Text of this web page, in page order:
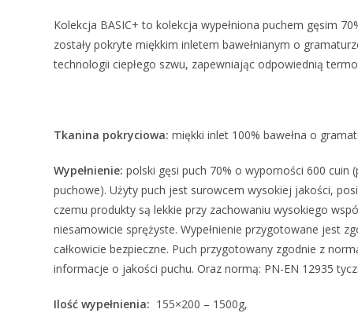
Kolekcja BASIC+ to kolekcja wypełniona puchem gęsim
zostały pokryte miękkim inletem bawełnianym o
technologii ciepłego szwu, zapewniając odpowiednią
Tkanina pokryciowa: miękki inlet 100% bawełna o
Wypełnienie: polski gęsi puch 70% o wyporności 600 cuin
puchowe). Użyty puch jest surowcem wysokiej jakości,
czemu produkty są lekkie przy zachowaniu wysokiego
niesamowicie sprężyste. Wypełnienie przygotowane jest
całkowicie bezpieczne. Puch przygotowany zgodnie z
informacje o jakości puchu. Oraz normą: PN-EN 12935
Ilość wypełnienia: 155×200 – 1500g,